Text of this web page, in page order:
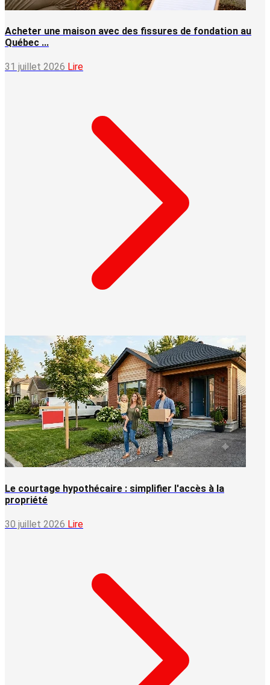
Acheter une maison avec des fissures de fondation au
Québec ...
31 juillet 2026 Lire
Le courtage hypothécaire : simplifier l'accès à la
propriété
30 juillet 2026 Lire